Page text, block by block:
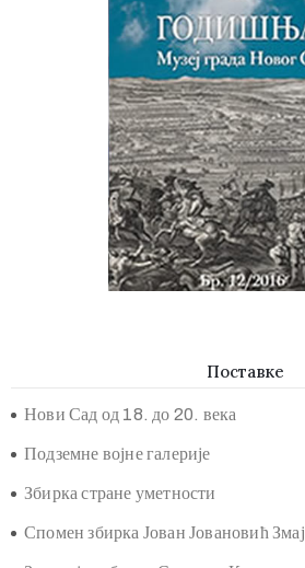
Поставке
Нови Сад од 18. до 20. века
Подземне војне галерије
Збирка стране уметности
Спомен збирка Јован Јовановић Змај